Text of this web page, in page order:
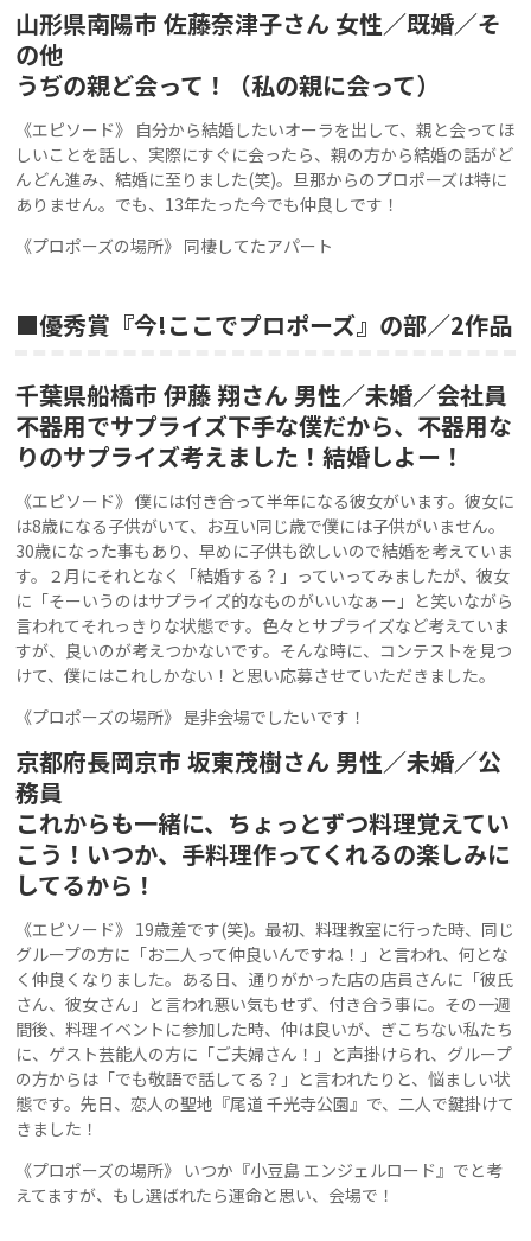
山形県南陽市 佐藤奈津子さん 女性／既婚／そ
の他
うぢの親ど会って！（私の親に会って）
《エピソード》 自分から結婚したいオーラを出して、親と会ってほ
しいことを話し、実際にすぐに会ったら、親の方から結婚の話がど
んどん進み、結婚に至りました(笑)。旦那からのプロポーズは特に
ありません。でも、13年たった今でも仲良しです！
《プロポーズの場所》 同棲してたアパート
■優秀賞『今!ここでプロポーズ』の部／2作品
千葉県船橋市 伊藤 翔さん 男性／未婚／会社員
不器用でサプライズ下手な僕だから、不器用な
りのサプライズ考えました！結婚しよー！
《エピソード》 僕には付き合って半年になる彼女がいます。彼女に
は8歳になる子供がいて、お互い同じ歳で僕には子供がいません。
30歳になった事もあり、早めに子供も欲しいので結婚を考えていま
す。２月にそれとなく「結婚する？」っていってみましたが、彼女
に「そーいうのはサプライズ的なものがいいなぁー」と笑いながら
言われてそれっきりな状態です。色々とサプライズなど考えていま
すが、良いのが考えつかないです。そんな時に、コンテストを見つ
けて、僕にはこれしかない！と思い応募させていただきました。
《プロポーズの場所》 是非会場でしたいです！
京都府長岡京市 坂東茂樹さん 男性／未婚／公
務員
これからも一緒に、ちょっとずつ料理覚えてい
こう！いつか、手料理作ってくれるの楽しみに
してるから！
《エピソード》 19歳差です(笑)。最初、料理教室に行った時、同じ
グループの方に「お二人って仲良いんですね！」と言われ、何とな
く仲良くなりました。ある日、通りがかった店の店員さんに「彼氏
さん、彼女さん」と言われ悪い気もせず、付き合う事に。その一週
間後、料理イベントに参加した時、仲は良いが、ぎこちない私たち
に、ゲスト芸能人の方に「ご夫婦さん！」と声掛けられ、グループ
の方からは「でも敬語で話してる？」と言われたりと、悩ましい状
態です。先日、恋人の聖地『尾道 千光寺公園』で、二人で鍵掛けて
きました！
《プロポーズの場所》 いつか『小豆島 エンジェルロード』でと考
えてますが、もし選ばれたら運命と思い、会場で！